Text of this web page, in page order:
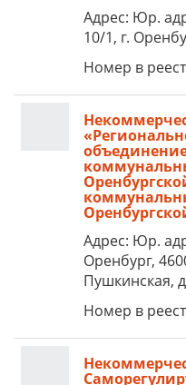
Адрес: Юр.
10/1, г.
Номер в
Адрес: Юр.
Оренбург,
Пушкинская,
Номер в